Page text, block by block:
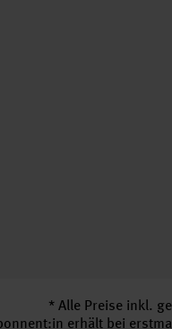
* Alle Preise inkl.
erhält bei